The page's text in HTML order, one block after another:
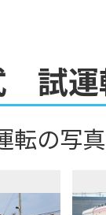
試運
転の写真